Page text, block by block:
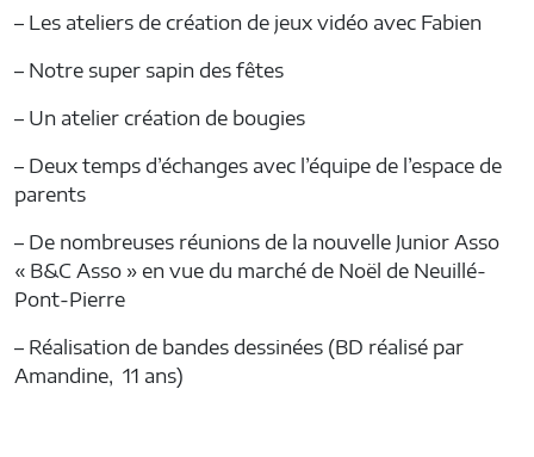
– Les ateliers de création de jeux vidéo avec Fabien
– Notre super sapin des fêtes
– Un atelier création de bougies
– Deux temps d’échanges avec l’équipe de l’espace de
parents
– De nombreuses réunions de la nouvelle Junior Asso
« B&C Asso » en vue du marché de Noël de Neuillé-
Pont-Pierre
– Réalisation de bandes dessinées (BD réalisé par
Amandine, 11 ans)